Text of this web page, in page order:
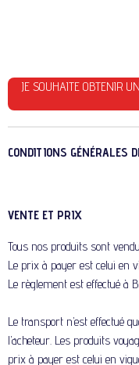
JE SOUHAITE OBTENIR
CONDITIONS GÉNÉRALES
VENTE ET PRIX
Tous nos produits sont
Le prix à payer est celui en
Le règlement est effectué à
Le transport n’est effectué
l’acheteur. Les produits
prix à payer est celui en